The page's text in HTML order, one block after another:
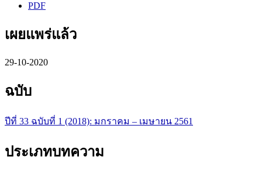
PDF
เผยแพร่แล้ว
29-10-2020
ฉบับ
ปีที่ 33 ฉบับที่ 1 (2018): มกราคม – เมษายน 2561
ประเภทบทความ